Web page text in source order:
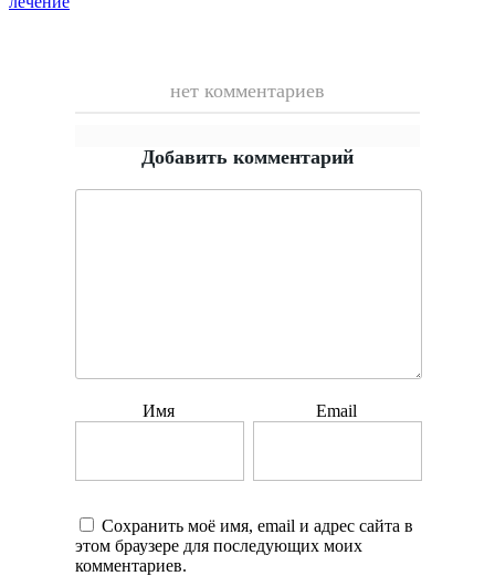
нет комментариев
Добавить комментарий
Имя Email
Сохранить моё имя, email и адрес сайта в
этом браузере для последующих моих
комментариев.